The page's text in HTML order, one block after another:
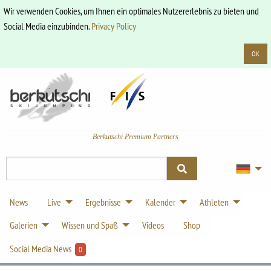
Wir verwenden Cookies, um Ihnen ein optimales Nutzererlebnis zu bieten und
Social Media einzubinden.Privacy Policy
OK
Berkutschi Premium Partners
News Live Ergebnisse Kalender
Athleten
Galerien
Wissen und Spaß Videos
Shop
Social Media News
0